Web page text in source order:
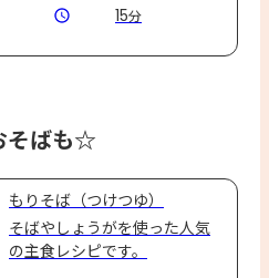
15分
そばも☆
もりそば（つけつゆ）
そばやしょうがを使った人気
の主食レシピです。